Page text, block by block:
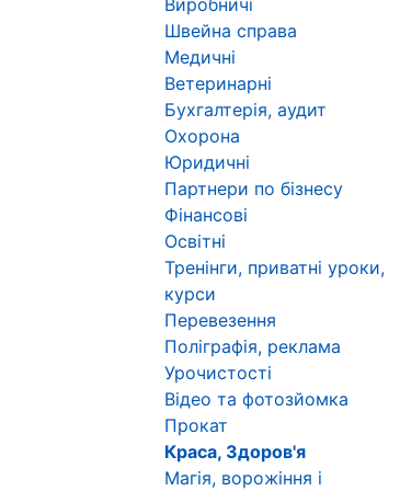
Виробничі
Швейна справа
Медичні
Ветеринарні
Бухгалтерія, аудит
Охорона
Юридичні
Партнери по бізнесу
Фінансові
Освітні
Тренінги, приватні уроки,
курси
Перевезення
Поліграфія, реклама
Урочистості
Відео та фотозйомка
Прокат
Краса, Здоров'я
Магія, ворожіння і